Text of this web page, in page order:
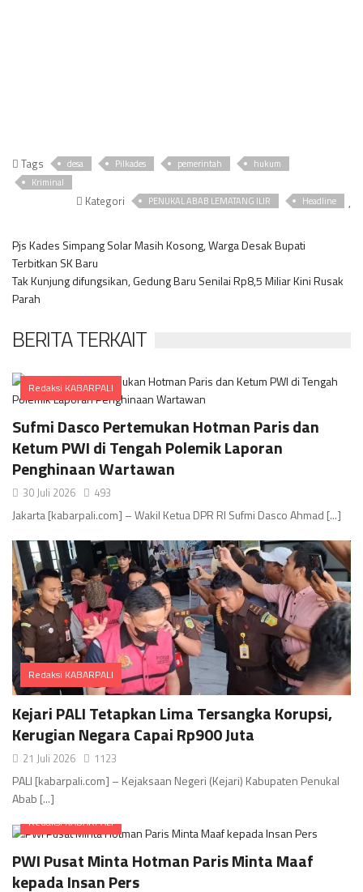
Tags desa Pilkades pemerintah
hukum
Kriminal
Kategori PENUKAL ABAB LEMATANG ILIR ,
Headline
Pjs Kades Simpang Solar Masih Kosong, Warga Desak Bupati
Terbitkan SK Baru
Tak Kunjung difungsikan, Gedung Baru Senilai Rp8,5 Miliar Kini Rusak
Parah
BERITA TERKAIT
Redaksi KABARPALI
Sufmi Dasco Pertemukan Hotman Paris dan
Ketum PWI di Tengah Polemik Laporan
Penghinaan Wartawan
30 Juli 2026 493
Jakarta [kabarpali.com] – Wakil Ketua DPR RI Sufmi Dasco Ahmad [...]
Redaksi KABARPALI
Comments
Kejari PALI Tetapkan Lima Tersangka Korupsi,
Kerugian Negara Capai Rp900 Juta
21 Juli 2026 1123
PALI [kabarpali.com] – Kejaksaan Negeri (Kejari) Kabupaten Penukal
Abab [...]
Redaksi KABARPALI
PWI Pusat Minta Hotman Paris Minta Maaf
kepada Insan Pers